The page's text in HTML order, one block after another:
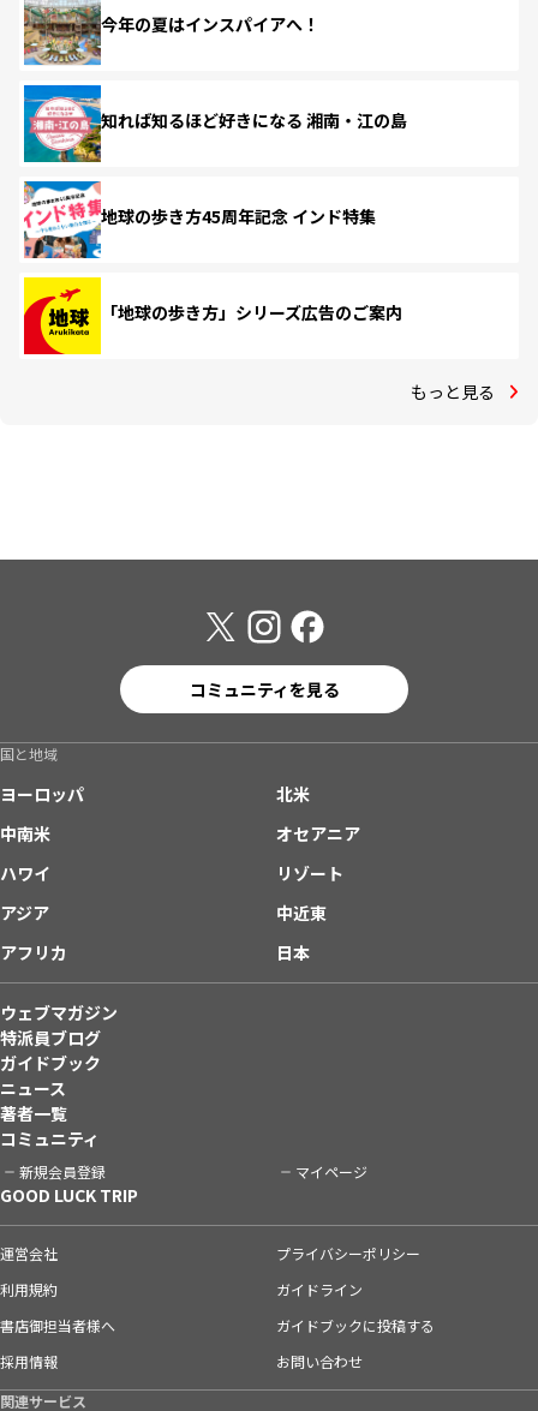
今年の夏はインスパイアへ！
知れば知るほど好きになる 湘南・江の島
地球の歩き方45周年記念 インド特集
「地球の歩き方」シリーズ広告のご案内
もっと見る
コミュニティを見る
国と地域
ヨーロッパ
北米
中南米
オセアニア
ハワイ
リゾート
アジア
中近東
アフリカ
日本
ウェブマガジン
特派員ブログ
ガイドブック
ニュース
著者一覧
コミュニティ
新規会員登録 マイページ
GOOD LUCK TRIP
運営会社
プライバシーポリシー
利用規約
ガイドライン
書店御担当者様へ
ガイドブックに投稿する
採用情報
お問い合わせ
関連サービス